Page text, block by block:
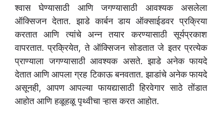
श्वास घेण्यासाठी आणि जगण्यासाठी आवश्यक असलेला
ऑक्सिजन देतात. झाडे कार्बन डाय ऑक्साईडवर प्रक्रिया
करतात आणि त्यांचे अन्न तयार करण्यासाठी सूर्यप्रकाश
वापरतात. प्रक्रियेत, ते ऑक्सिजन सोडतात जे इतर प्रत्येक
प्राण्याला जगण्यासाठी आवश्यक असते. झाडे अनेक फायदे
देतात आणि आपला ग्रह टिकाऊ बनवतात. झाडांचे अनेक फायदे
असूनही, आपण आपल्या फायद्यासाठी हिरवेगार साठे तोंडात
आहोत आणि हळूहळू पृथ्वीचा ऱ्हास करत आहोत.